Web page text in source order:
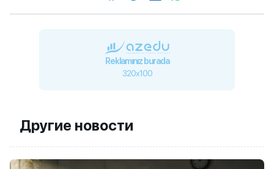
Reklamınız burada
320x100
Другие новости